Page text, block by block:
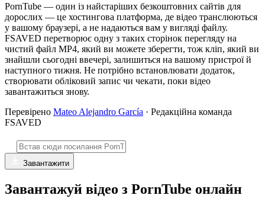
PornTube — один із найстаріших безкоштовних сайтів для
дорослих — це хостингова платформа, де відео транслюються
у вашому браузері, а не надаються вам у вигляді файлу.
FSAVED перетворює одну з таких сторінок перегляду на
чистий файл MP4, який ви можете зберегти, тож кліп, який ви
знайшли сьогодні ввечері, залишиться на вашому пристрої й
наступного тижня. Не потрібно встановлювати додаток,
створювати обліковий запис чи чекати, поки відео
завантажиться знову.
Перевірено Mateo Alejandro García · Редакційна команда
FSAVED
Завантажити
Завантажуй відео з PornTube онлайн